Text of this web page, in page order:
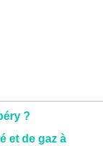
?
et de gaz à